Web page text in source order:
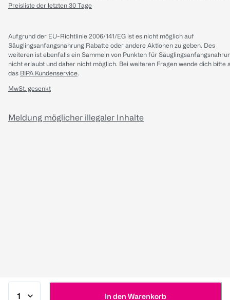
In den Warenkorb
Preisliste der letzten 30 Tage
Aufgrund der EU-Richtlinie 2006/141/EG ist es nicht möglich auf
Säuglingsanfangsnahrung Rabatte oder andere Aktionen zu geben. Des
weiteren ist ebenfalls ein Sammeln von Punkten für
nicht erlaubt und daher nicht möglich. Bei weiteren Fragen wende dich bitte
das BIPA Kundenservice.
MwSt. gesenkt
Meldung möglicher illegaler Inhalte